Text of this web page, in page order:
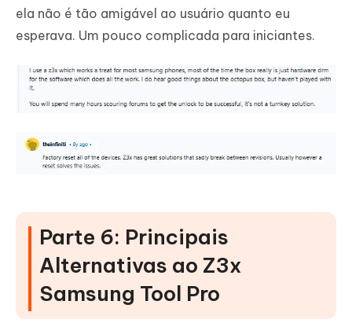
ela não é tão amigável ao usuário quanto eu
esperava. Um pouco complicada para iniciantes.
Parte 6: Principais
Alternativas ao Z3x
Samsung Tool Pro